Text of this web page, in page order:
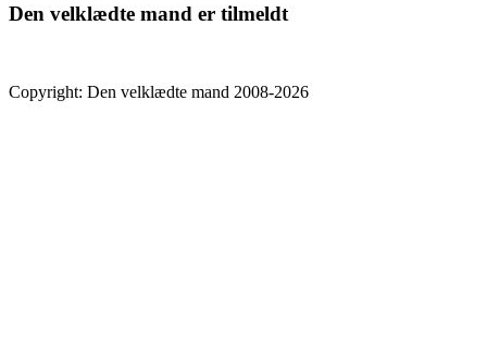
Den velklædte mand er tilmeldt
Copyright: Den velklædte mand 2008-2026